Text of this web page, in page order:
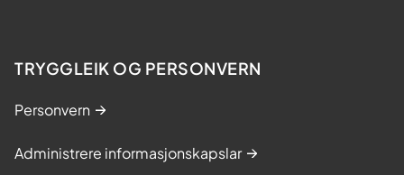
TRYGGLEIK OG PERSONVERN
Personvern
Administrere informasjonskapslar